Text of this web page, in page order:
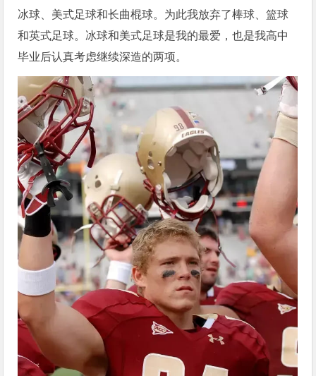
冰球、美式足球和长曲棍球。为此我放弃了棒球、篮球
和英式足球。冰球和美式足球是我的最爱，也是我高中
毕业后认真考虑继续深造的两项。